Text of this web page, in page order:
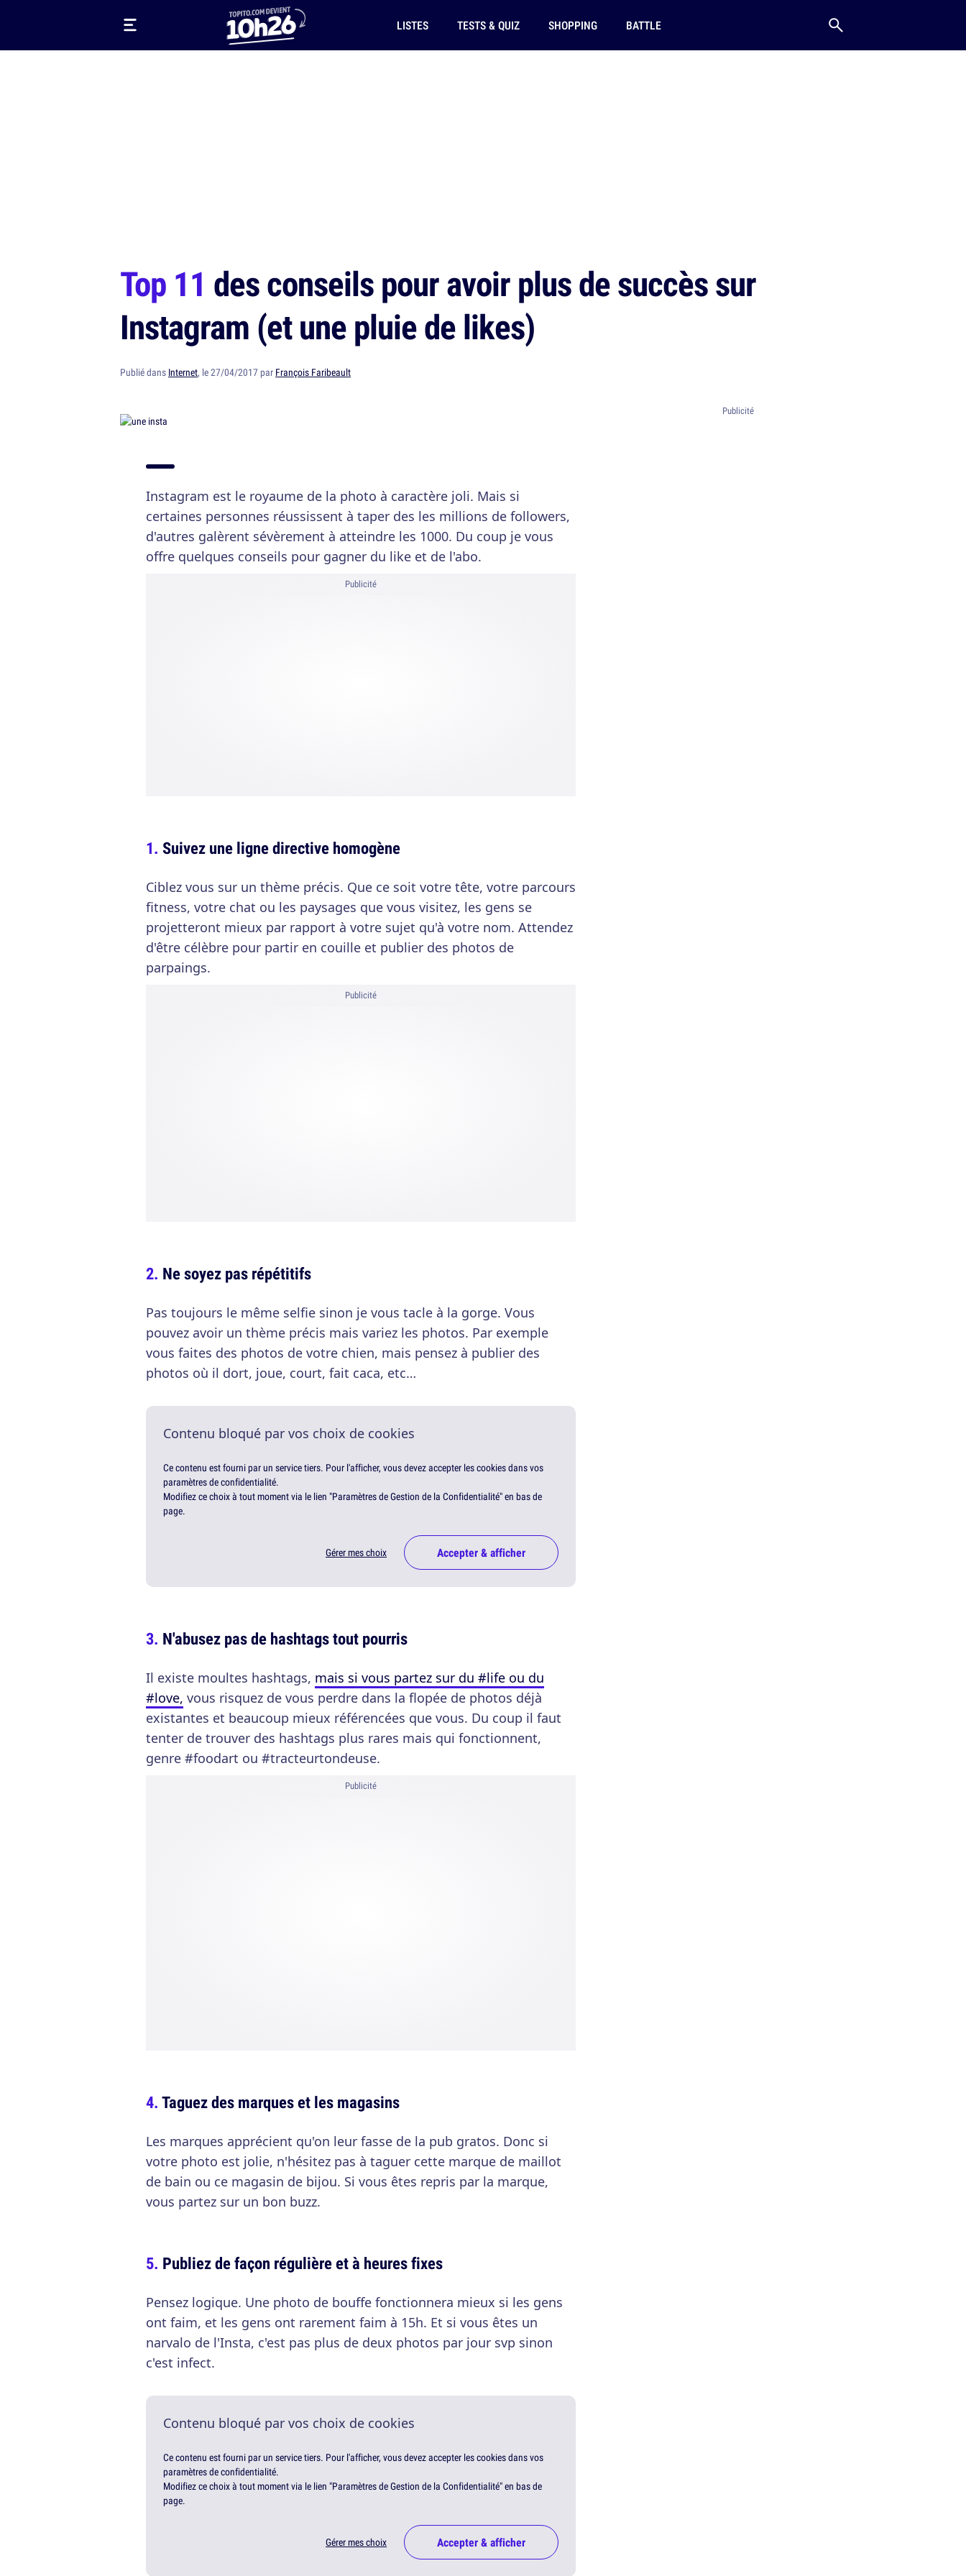
LISTES TESTS & QUIZ SHOPPING BATTLE
Top 11 des conseils pour avoir plus de succès sur
Instagram (et une pluie de likes)
Publié dans Internet, le 27/04/2017 par François Faribeault
Instagram est le royaume de la photo à caractère joli. Mais si
certaines personnes réussissent à taper des les millions de followers,
d'autres galèrent sévèrement à atteindre les 1000. Du coup je vous
offre quelques conseils pour gagner du like et de l'abo.
Publicité
Suivez une ligne directive homogène
Ciblez vous sur un thème précis. Que ce soit votre tête, votre parcours
fitness, votre chat ou les paysages que vous visitez, les gens se
projetteront mieux par rapport à votre sujet qu'à votre nom. Attendez
d'être célèbre pour partir en couille et publier des photos de
parpaings.
Publicité
Ne soyez pas répétitifs
Pas toujours le même selfie sinon je vous tacle à la gorge. Vous
pouvez avoir un thème précis mais variez les photos. Par exemple
vous faites des photos de votre chien, mais pensez à publier des
photos où il dort, joue, court, fait caca, etc…
Contenu bloqué par vos choix de cookies
Ce contenu est fourni par un service tiers. Pour l'afficher, vous devez accepter les cookies dans vos
paramètres de confidentialité.
Modifiez ce choix à tout moment via le lien "Paramètres de Gestion de la Confidentialité" en bas de
page.
Gérer mes choix Accepter & afficher
N'abusez pas de hashtags tout pourris
Il existe moultes hashtags, mais si vous partez sur du #life ou du
#love, vous risquez de vous perdre dans la flopée de photos déjà
existantes et beaucoup mieux référencées que vous. Du coup il faut
tenter de trouver des hashtags plus rares mais qui fonctionnent,
genre #foodart ou #tracteurtondeuse.
Publicité
Taguez des marques et les magasins
Les marques apprécient qu'on leur fasse de la pub gratos. Donc si
votre photo est jolie, n'hésitez pas à taguer cette marque de maillot
de bain ou ce magasin de bijou. Si vous êtes repris par la marque,
vous partez sur un bon buzz.
Publiez de façon régulière et à heures fixes
Pensez logique. Une photo de bouffe fonctionnera mieux si les gens
ont faim, et les gens ont rarement faim à 15h. Et si vous êtes un
narvalo de l'Insta, c'est pas plus de deux photos par jour svp sinon
c'est infect.
Contenu bloqué par vos choix de cookies
Ce contenu est fourni par un service tiers. Pour l'afficher, vous devez accepter les cookies dans vos
paramètres de confidentialité.
Modifiez ce choix à tout moment via le lien "Paramètres de Gestion de la Confidentialité" en bas de
page.
Gérer mes choix Accepter & afficher